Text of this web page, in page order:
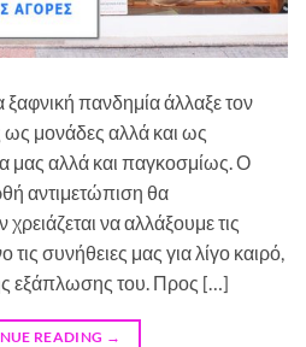
ξαφνική πανδημία άλλαξε τον
μονάδες αλλά και ως
μας αλλά και παγκοσμίως. Ο
αντιμετώπιση θα
να αλλάξουμε τις
συνήθειες μας για λίγο καιρό,
εξάπλωσης του. Προς […]
READING →